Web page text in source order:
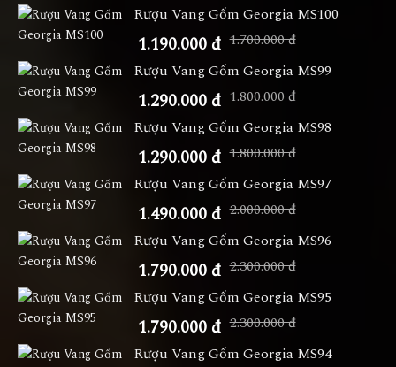
Rượu Vang Gốm Georgia MS100
1.190.000 đ 1.700.000 đ
Rượu Vang Gốm Georgia MS99
1.290.000 đ 1.800.000 đ
Rượu Vang Gốm Georgia MS98
1.290.000 đ 1.800.000 đ
Rượu Vang Gốm Georgia MS97
1.490.000 đ 2.000.000 đ
Rượu Vang Gốm Georgia MS96
1.790.000 đ 2.300.000 đ
Rượu Vang Gốm Georgia MS95
1.790.000 đ 2.300.000 đ
Rượu Vang Gốm Georgia MS94